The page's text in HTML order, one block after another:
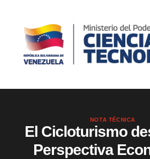
NOTA TÉCNICA
El Cicloturismo
Perspectiva